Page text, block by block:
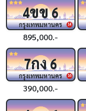
14
4ขข6
กรุงเทพมหานคร
895,000.-
16
7กง6
กรุงเทพมหานคร
390,000.-